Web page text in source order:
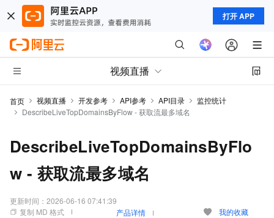
打开 APP
视频直播
首页 视频直播 开发参考 API参考 API目录
监控统计
DescribeLiveTopDomainsByFlow - 获取流最多域名
DescribeLiveTopDomainsByFlo
w - 获取流最多域名
更新时间： 2026-06-16 07:41:39
复制 MD 格式
产品详情 我的收藏